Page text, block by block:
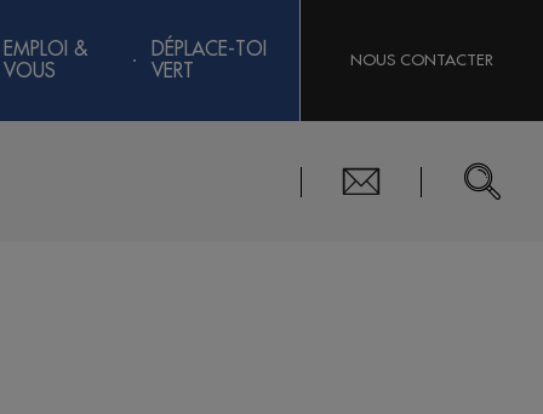
EMPLOI &
VOUS
DÉPLACE-TOI
VERT
NOUS CONTACTER